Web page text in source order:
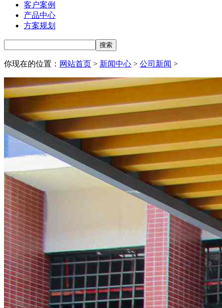
客户案例
产品中心
方案规划
你现在的位置： 网站首页 > 新闻中心 > 公司新闻 >